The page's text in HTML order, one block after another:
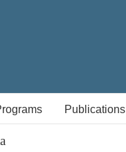
Publications